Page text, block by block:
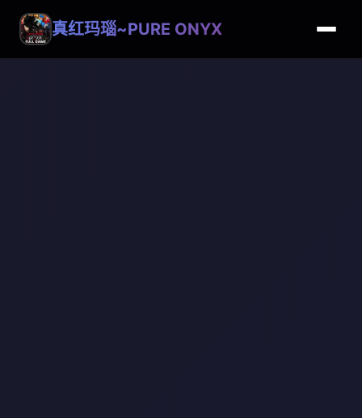
真红玛瑙~PURE ONYX